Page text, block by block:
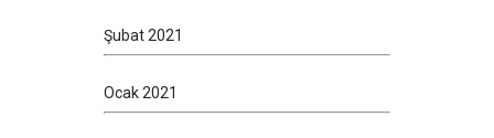
Şubat 2021
Ocak 2021